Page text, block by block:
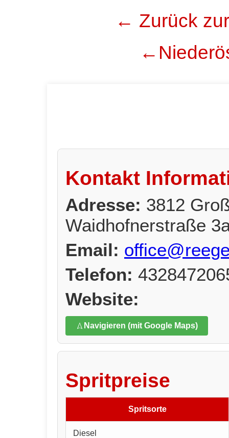
← Zurück
Kontakt
Adresse: 3812
Waidhofnerstraße
Email:
Telefon:
Website:
Navigieren (mit Google Maps)
Spritpreise
Spritsorte
Diesel